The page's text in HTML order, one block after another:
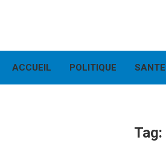
ACCUEIL POLITIQUE SANTE
Tag: